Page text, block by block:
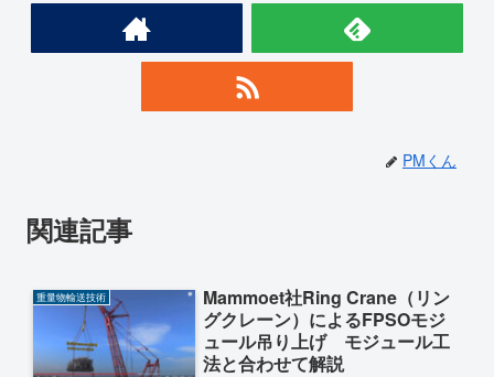
PMくん
関連記事
重量物輸送技術
Mammoet社Ring Crane（リン
グクレーン）によるFPSOモジ
ュール吊り上げ モジュール工
法と合わせて解説